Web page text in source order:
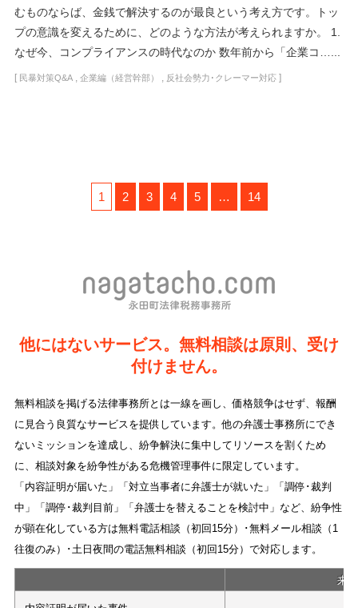
むものならば、金銭で解決するのが最良という考え方です。トッ
プの意識を変えるために、どのような方法が考えられますか。 1.
なぜ今、コンプライアンスの時代なのか 数年前から「企業コ…...
[ 民暴対策Q&A, 企業編（経営幹部） , 反社会勢力･クレーマー対応]
1 2 3 4 5 … 14
他にはないサービス。無料相談は原則、受け
付けません。
無料相談を掲げる法律事務所とは一線を画し、価格競争はせず、報酬
に見合う良質なサービスを提供しています。他の弁護士事務所にでき
ないミッションを達成し、紛争解決に集中してリソースを割くため
に、相談対象を紛争性がある危機管理事件に限定しています。
「内容証明が届いた」「対立当事者に弁護士が就いた」「調停･裁判
中」「調停･裁判目前」「弁護士を替えることを検討中」など、紛争性
が顕在化している方は無料電話相談（初回15分）･無料メール相談（1
往復のみ）･土日夜間の電話無料相談（初回15分）で対応します。
来所